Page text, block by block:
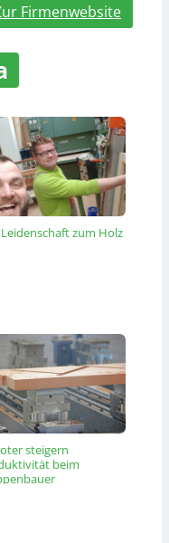
Firmenwebsite
zum Holz
steigern
beim